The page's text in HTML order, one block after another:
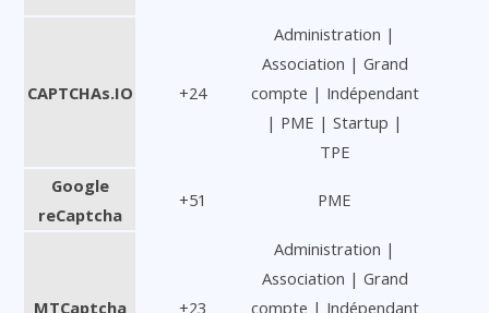
CAPTCHAs.IO +24
Administration |
Association | Grand
compte | Indépendant
| PME | Startup |
TPE
Google
reCaptcha
+51 PME
MTCaptcha +23
Administration |
Association | Grand
compte | Indépendant